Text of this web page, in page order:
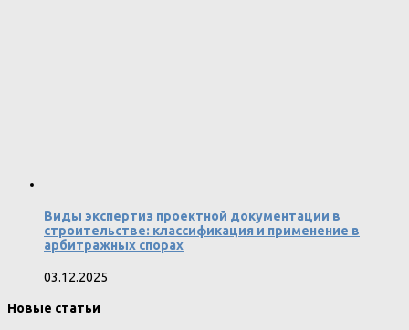
Виды экспертиз проектной документации в
строительстве: классификация и применение в
арбитражных спорах
03.12.2025
Новые статьи